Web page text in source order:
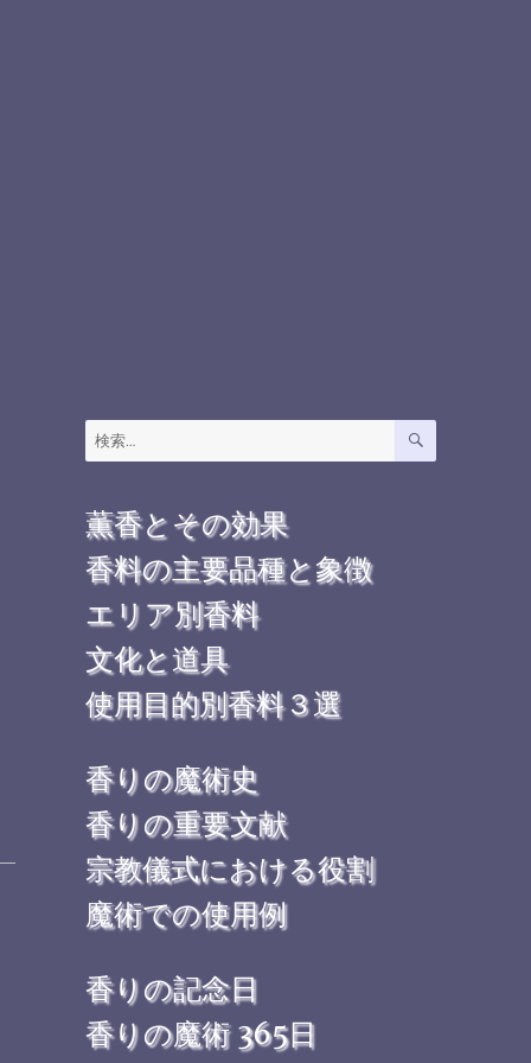
検
索:
検
薫香とその効果
香料の主要品種と象徴
エリア別香料
文化と道具
使用目的別香料３選
香りの魔術史
香りの重要文献
宗教儀式における役割
魔術での使用例
香りの記念日
香りの魔術 365日